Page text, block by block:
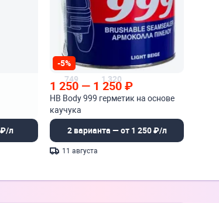
л
-5%
749
1 250 — 1 320
1 250₽
HB Body 999 герметик на основе
каучука
2 варианта — от 1 250 ₽/л
11 августа